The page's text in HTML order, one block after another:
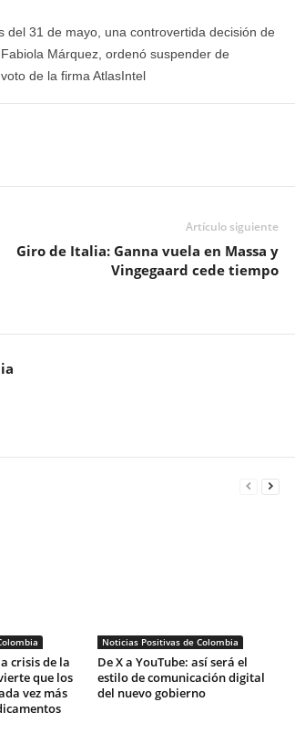
del 31 de mayo, una controvertida decisión de
Márquez, ordenó suspender de
de la firma AtlasIntel
Artículo siguiente
Giro de Italia: Ganna vuela en Massa y
Vingegaard cede tiempo
crisis de la
que los
vez más
Noticias Positivas de Colombia
De X a YouTube: así será el
estilo de comunicación digital
del nuevo gobierno